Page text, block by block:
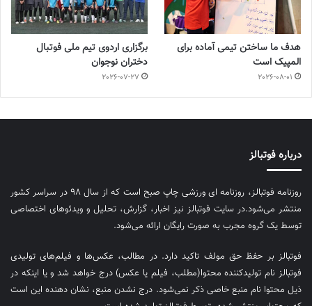
هدف ما ساختن تیمی آماده برای
المپیک است
2026-08-01
برگزاری اردوی تیم ملی فوتبال
دختران نوجوان
2026-07-27
درباره فوتبالز
روزنامه فوتبالز، روزنامه ای ورزشی چاپ صبح است که از سال ۹۸ در سراسر کشور
منتشر می‌شود.در سایت فوتبالز نیز اخبار، گزارش، تحلیل و ویدئوهای اختصاصی
توسط یک گروه مجرب به صورت رایگان ارائه می‌شود.
فوتبالز بر حفظ حق مولف تاکید دارد. در مطالب، عکس‌ها و فیلم‌های تولیدی
فوتبالز نام تولیدکننده محتوا(مطلب، فیلم یا عکس) درج خواهد شد و یا اینکه در
ذیل محتوا نام منبع خاصی ذکر نمی‌‎شود. درج نشدن منبع، نشان دهنده این است